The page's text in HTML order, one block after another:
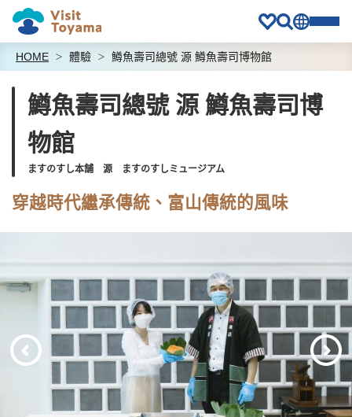
HOME 體驗 鱒魚壽司總號 源 鱒魚壽司博物館
鱒魚壽司總號 源 鱒魚壽司博
物館
ますのすし本舗 源 ますのすしミュージアム
穿越時代繼承傳統、富山傳統的風味